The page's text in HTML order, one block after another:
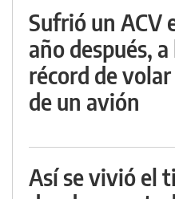
Sufrió un ACV
año después,
récord de
de un avión
Así se vivió el